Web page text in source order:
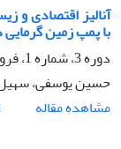
آنالیز اقتصادی و
با پمپ زمین گرمایی در
دوره 3، شماره 1، فروردین 1395، صفحه
حسین یوسفی، سهیل
مشاهده مقاله